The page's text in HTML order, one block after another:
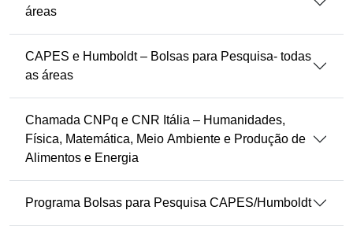
áreas
CAPES e Humboldt – Bolsas para Pesquisa- todas
as áreas
Chamada CNPq e CNR Itália – Humanidades,
Física, Matemática, Meio Ambiente e Produção de
Alimentos e Energia
Programa Bolsas para Pesquisa CAPES/Humboldt